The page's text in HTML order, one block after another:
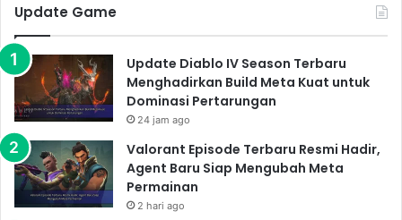
mereka untuk bekerja sama dan saling menghormati.
Strategi dan Kekuatan
Gabungan
Kolaborasi mereka terbukti sangat efektif. Kemampuan
tempur Captain America yang luar biasa dipadukan
dengan kecerdasan strategis dan teknologi canggih
Black Panther menciptakan sinergi yang dahsyat.
Mereka berhasil menggagalkan rencana-rencana jahat
musuh, menyelamatkan nyawa tak terhitung
Update Game
Update Diablo IV Season Terbaru
Menghadirkan Build Meta Kuat untuk
Dominasi Pertarungan
24 jam ago
Valorant Episode Terbaru Resmi Hadir,
Agent Baru Siap Mengubah Meta
Permainan
2 hari ago